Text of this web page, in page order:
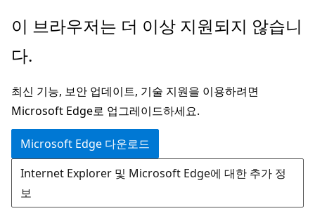
주
콘
츠
로
건
너
뛰
기
이 브라우저는 더 이상 지원되지 않습니
다.
최신 기능, 보안 업데이트, 기술 지원을 이용하려면
Microsoft Edge로 업그레이드하세요.
Microsoft Edge 다운로드
Internet Explorer 및 Microsoft Edge에 대한 추가 정
보